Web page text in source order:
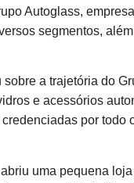
Autoglass,
segmentos,
a trajetória do
e acessórios
por todo
uma pequena